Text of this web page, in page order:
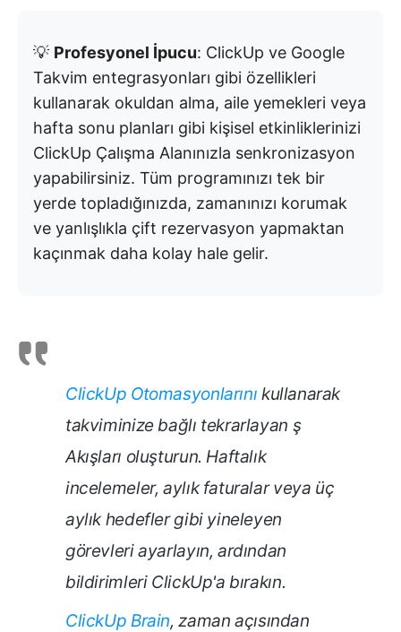
💡 Profesyonel İpucu: ClickUp ve Google
Takvim entegrasyonları gibi özellikleri
kullanarak okuldan alma, aile yemekleri veya
hafta sonu planları gibi kişisel etkinliklerinizi
ClickUp Çalışma Alanınızla senkronizasyon
yapabilirsiniz. Tüm programınızı tek bir
yerde topladığınızda, zamanınızı korumak
ve yanlışlıkla çift rezervasyon yapmaktan
kaçınmak daha kolay hale gelir.
ClickUp Otomasyonlarını kullanarak
takviminize bağlı tekrarlayan ş
Akışları oluşturun. Haftalık
incelemeler, aylık faturalar veya üç
aylık hedefler gibi yineleyen
görevleri ayarlayın, ardından
bildirimleri ClickUp'a bırakın.
ClickUp Brain, zaman açısından